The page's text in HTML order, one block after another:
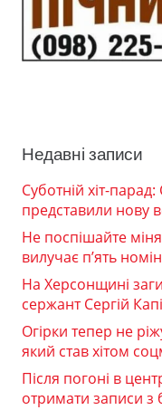
Недавні записи
Суботній хіт-
представили нову
Не поспішайте
вилучає п’ять
На Херсонщині
сержант Сергій
Огірки тепер не
який став хітом
Після погоні в
отримати записи з